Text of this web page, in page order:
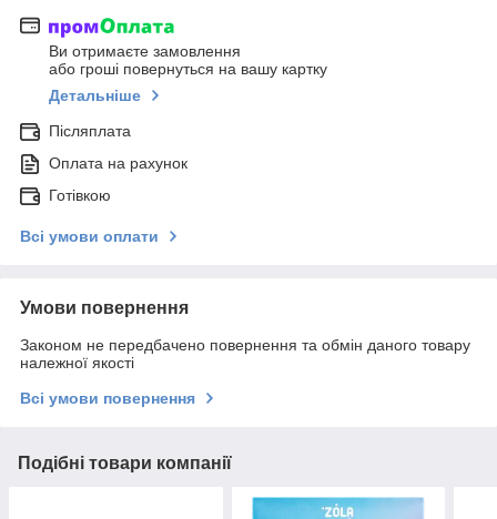
Ви отримаєте замовлення
або гроші повернуться на вашу картку
Детальніше
Післяплата
Оплата на рахунок
Готівкою
Всі умови оплати
Умови повернення
Законом не передбачено повернення та обмін даного товару
належної якості
Всі умови повернення
Подібні товари компанії